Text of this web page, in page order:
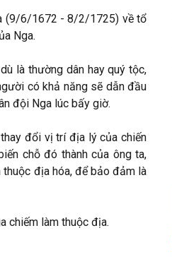
(9/6/1672 - 8/2/1725) về tổ
Nga.
là thường dân hay quý tộc,
có khả năng sẽ dẫn đầu
đội Nga lúc bấy giờ.
đổi vị trí địa lý của chiến
chỗ đó thành của ông ta,
địa hóa, để bảo đảm là
chiếm làm thuộc địa.